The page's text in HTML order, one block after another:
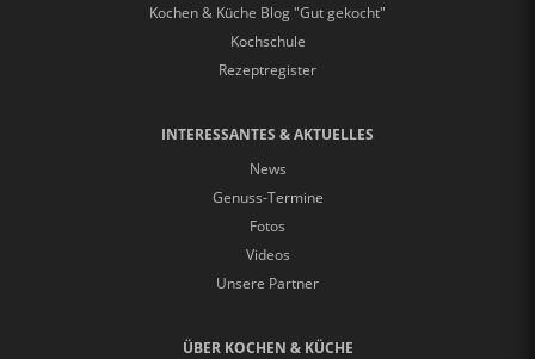
Kochen & Küche Blog "Gut gekocht"
Kochschule
Rezeptregister
INTERESSANTES & AKTUELLES
News
Genuss-Termine
Fotos
Videos
Unsere Partner
ÜBER KOCHEN & KÜCHE